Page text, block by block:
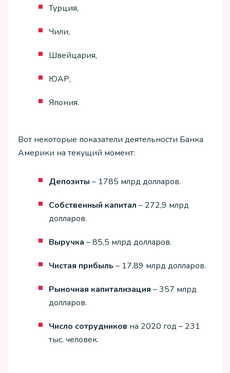
Турция,
Чили,
Швейцария,
ЮАР,
Япония.
Вот некоторые показатели деятельности Банка
Америки на текущий момент:
Депозиты – 1785 млрд долларов.
Собственный капитал – 272,9 млрд
долларов.
Выручка – 85,5 млрд долларов.
Чистая прибыль – 17,89 млрд долларов.
Рыночная капитализация – 357 млрд
долларов.
Число сотрудников на 2020 год – 231
тыс. человек.